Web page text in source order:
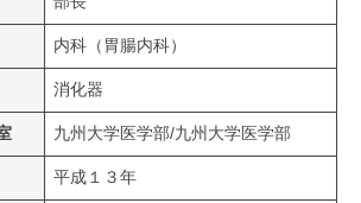
内科（胃腸内科）
消化器
九州大学医学部/九州大学医学部
平成１３年